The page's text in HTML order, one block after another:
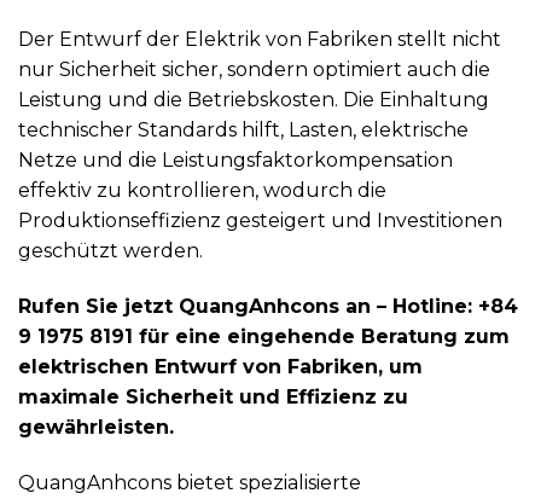
Der Entwurf der Elektrik von Fabriken stellt nicht
nur Sicherheit sicher, sondern optimiert auch die
Leistung und die Betriebskosten. Die Einhaltung
technischer Standards hilft, Lasten, elektrische
Netze und die Leistungsfaktorkompensation
effektiv zu kontrollieren, wodurch die
Produktionseffizienz gesteigert und Investitionen
geschützt werden.
Rufen Sie jetzt QuangAnhcons an – Hotline: +84
9 1975 8191 für eine eingehende Beratung zum
elektrischen Entwurf von Fabriken, um
maximale Sicherheit und Effizienz zu
gewährleisten.
QuangAnhcons bietet spezialisierte